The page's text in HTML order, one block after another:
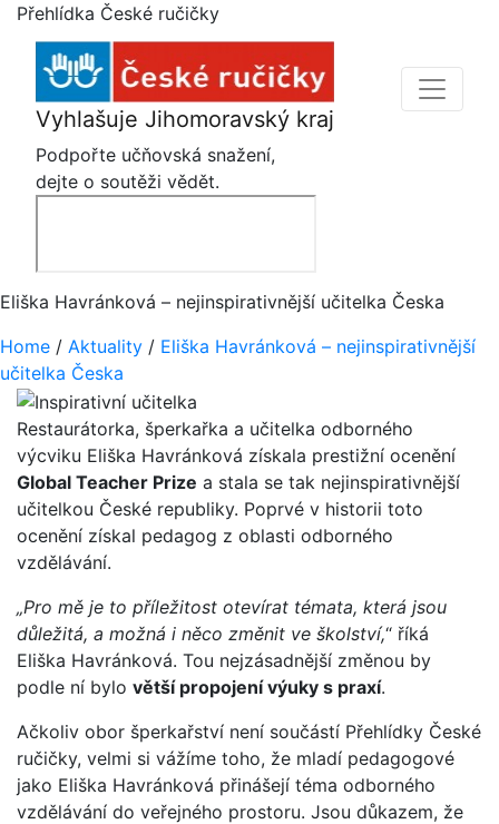
Přehlídka České ručičky
Vyhlašuje Jihomoravský kraj
Podpořte učňovská snažení,
dejte o soutěži vědět.
Eliška Havránková – nejinspirativnější učitelka Česka
Home / Aktuality / Eliška Havránková – nejinspirativnější
učitelka Česka
Restaurátorka, šperkařka a učitelka odborného
výcviku Eliška Havránková získala prestižní ocenění
Global Teacher Prize a stala se tak nejinspirativnější
učitelkou České republiky. Poprvé v historii toto
ocenění získal pedagog z oblasti odborného
vzdělávání.
„Pro mě je to příležitost otevírat témata, která jsou
důležitá, a možná i něco změnit ve školství,“ říká
Eliška Havránková. Tou nejzásadnější změnou by
podle ní bylo větší propojení výuky s praxí.
Ačkoliv obor šperkařství není součástí Přehlídky České
ručičky, velmi si vážíme toho, že mladí pedagogové
jako Eliška Havránková přinášejí téma odborného
vzdělávání do veřejného prostoru. Jsou důkazem, že